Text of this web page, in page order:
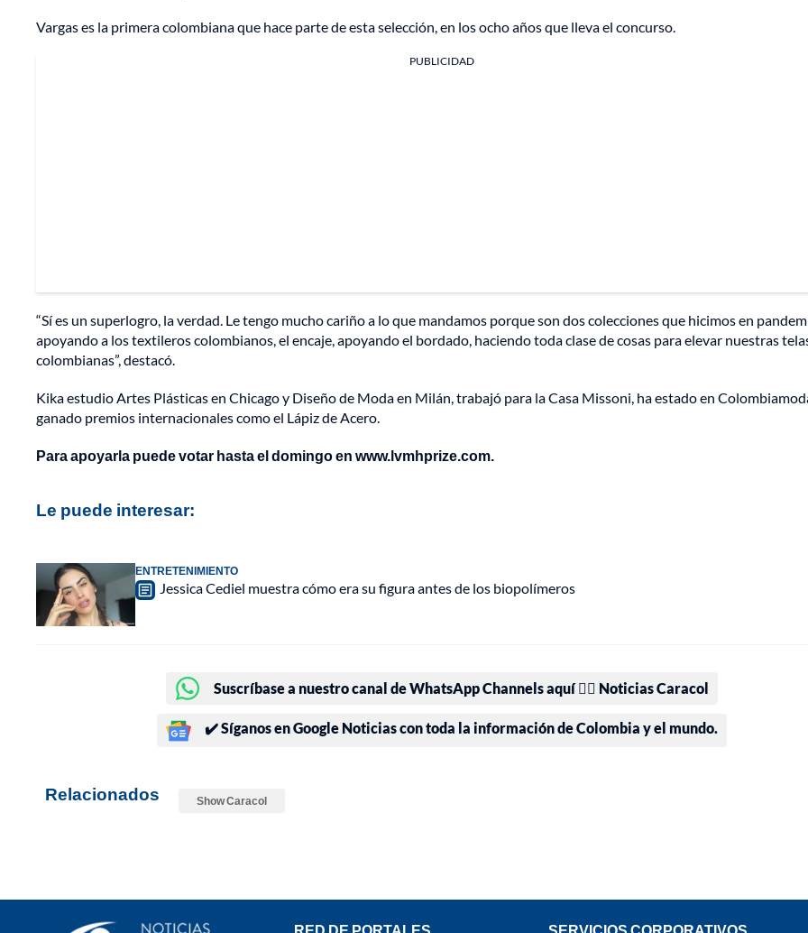
Vargas es la primera colombiana que hace parte de esta selección, en los ocho años que lleva el concurso.
PUBLICIDAD
“Sí es un superlogro, la verdad. Le tengo mucho cariño a lo que mandamos porque son dos colecciones que hicimos en
apoyando a los textileros colombianos, el encaje, apoyando el bordado, haciendo toda clase de cosas para elevar nuestras
colombianas”, destacó.
Kika estudio Artes Plásticas en Chicago y Diseño de Moda en Milán, trabajó para la Casa Missoni, ha estado en
ganado premios internacionales como el Lápiz de Acero.
Para apoyarla puede votar hasta el domingo en www.lvmhprize.com.
Le puede interesar:
ENTRETENIMIENTO
Jessica Cediel muestra cómo era su figura antes de los biopolímeros
Suscríbase a nuestro canal de WhatsApp Channels aquí 👉🏻 Noticias Caracol
✔️ Síganos en Google Noticias con toda la información de Colombia y el mundo.
Relacionados Show Caracol